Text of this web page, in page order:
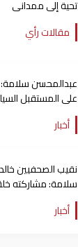
تحية إلى ممدانى
مقالات رأي
عبدالمحسن سلامة:
على المستقبل
أخبار
نقيب الصحفيين
سلامة: مشاركته
أخبار